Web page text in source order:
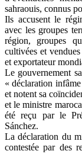
sahraouis, connus
Ils accusent le
avec les groupes
région, groupes
cultivées et
et exportateur
Le gouvernement
« déclaration
et notent sa
et le ministre
été reçu par le
Sánchez.
La déclaration du
contestée par des